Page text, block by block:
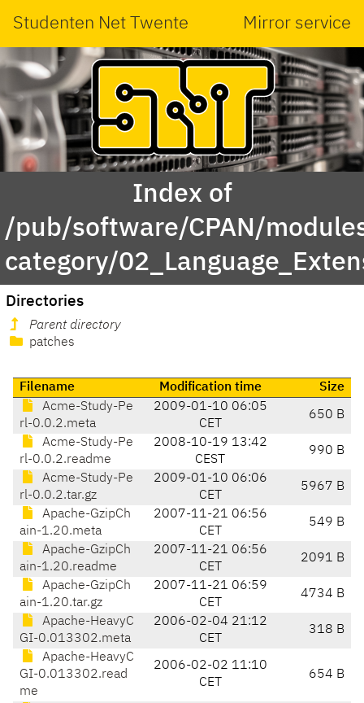
Studenten Net Twente Mirror service
Index of
/pub/software/CPAN/
category/
Directories
Parent directory
patches
Filename Modification time
Size
Acme-Study-Pe
rl-0.0.2.meta
2009-01-10 06:05
CET
650 B
Acme-Study-Pe
rl-0.0.2.readme
2008-10-19 13:42
CEST
990 B
Acme-Study-Pe
rl-0.0.2.tar.gz
2009-01-10 06:06
CET
5967 B
Apache-GzipCh
ain-1.20.meta
2007-11-21 06:56
CET
549 B
Apache-GzipCh
ain-1.20.readme
2007-11-21 06:56
CET
2091 B
Apache-GzipCh
ain-1.20.tar.gz
2007-11-21 06:59
CET
4734 B
Apache-HeavyC
GI-0.013302.meta
2006-02-04 21:12
CET
318 B
Apache-HeavyC
GI-0.013302.read
me
2006-02-02 11:10
CET
654 B